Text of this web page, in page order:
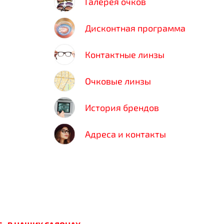
Дисконтная программа
Контактные линзы
Очковые линзы
История брендов
Адреса и контакты